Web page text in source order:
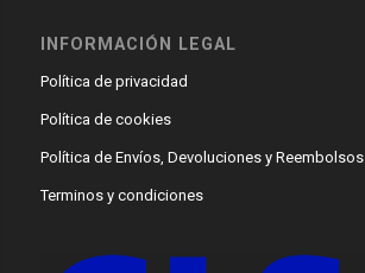
INFORMACIÓN LEGAL
Política de privacidad
Política de cookies
Política de Envíos, Devoluciones y Reembolsos
Terminos y condiciones